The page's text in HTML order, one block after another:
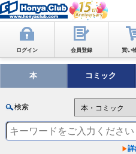
ログイン 会員登録 買い
本 コミック
検索